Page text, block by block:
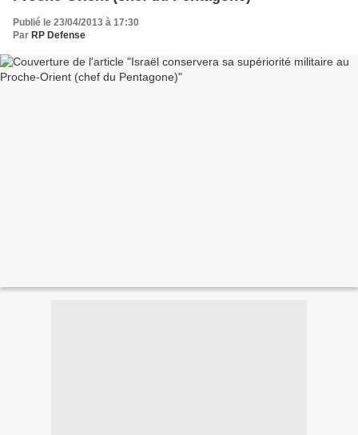
Publié le 23/04/2013 à 17:30
Par RP Defense